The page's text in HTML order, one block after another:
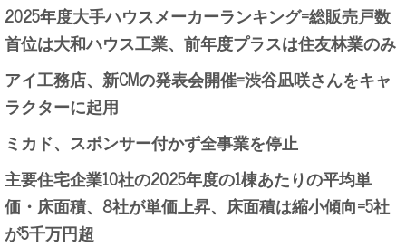
2025年度大手ハウスメーカーランキング=総販売戸数
首位は大和ハウス工業、前年度プラスは住友林業のみ
アイ工務店、新CMの発表会開催=渋谷凪咲さんをキャ
ラクターに起用
ミカド、スポンサー付かず全事業を停止
主要住宅企業10社の2025年度の1棟あたりの平均単
価・床面積、8社が単価上昇、床面積は縮小傾向=5社
が5千万円超